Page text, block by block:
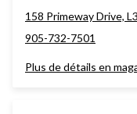
158 Primeway Drive,
905-732-7501
Plus de détails en